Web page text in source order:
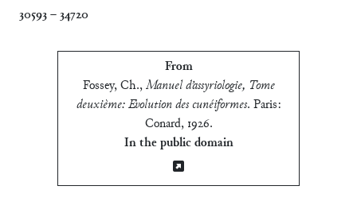
Presargonic (ca. 2475-2300 BCE)